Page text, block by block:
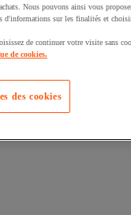
Nous pouvons ainsi vous
d'informations sur les finalités et
de continuer votre visite sans
de cookies.
des cookies